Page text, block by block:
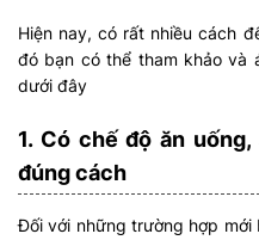
Hiện nay, có rất nhiều cách
đó bạn có thể tham khảo và
dưới đây
1. Có chế độ ăn
đúng cách
Đối với những trường hợp